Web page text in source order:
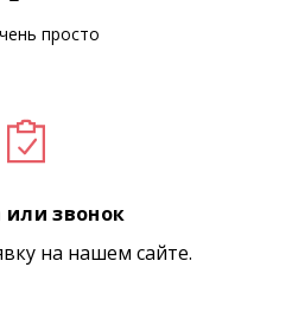
просто
или звонок
на нашем сайте.